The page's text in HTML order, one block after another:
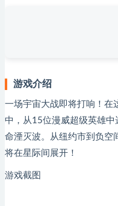
游戏介绍
一场宇宙大战即将打响！在
中，从15位漫威超级英雄
命湮灭波。从纽约市到负空
将在星际间展开！
游戏截图